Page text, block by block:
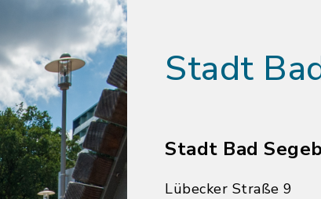
Stadt
Stadt Bad
Lübecker Straße 9